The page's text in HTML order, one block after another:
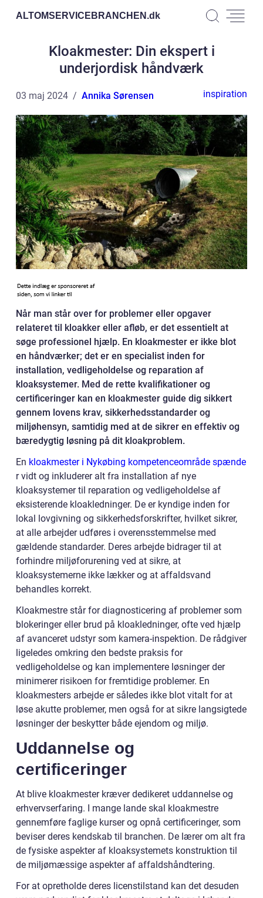
ALTOMSERVICEBRANCHEN.dk
Kloakmester: Din ekspert i
underjordisk håndværk
03 maj 2024 Annika Sørensen inspiration
Når man står over for problemer eller opgaver
relateret til kloakker eller afløb, er det essentielt at
søge professionel hjælp. En kloakmester er ikke blot
en håndværker; det er en specialist inden for
installation, vedligeholdelse og reparation af
kloaksystemer. Med de rette kvalifikationer og
certificeringer kan en kloakmester guide dig sikkert
gennem lovens krav, sikkerhedsstandarder og
miljøhensyn, samtidig med at de sikrer en effektiv og
bæredygtig løsning på dit kloakproblem.
En kloakmester i Nykøbing kompetenceområde spænde
r vidt og inkluderer alt fra installation af nye
kloaksystemer til reparation og vedligeholdelse af
eksisterende kloakledninger. De er kyndige inden for
lokal lovgivning og sikkerhedsforskrifter, hvilket sikrer,
at alle arbejder udføres i overensstemmelse med
gældende standarder. Deres arbejde bidrager til at
forhindre miljøforurening ved at sikre, at
kloaksystemerne ikke lækker og at affaldsvand
behandles korrekt.
Kloakmestre står for diagnosticering af problemer som
blokeringer eller brud på kloakledninger, ofte ved hjælp
af avanceret udstyr som kamera-inspektion. De rådgiver
ligeledes omkring den bedste praksis for
vedligeholdelse og kan implementere løsninger der
minimerer risikoen for fremtidige problemer. En
kloakmesters arbejde er således ikke blot vitalt for at
løse akutte problemer, men også for at sikre langsigtede
løsninger der beskytter både ejendom og miljø.
Uddannelse og
certificeringer
At blive kloakmester kræver dedikeret uddannelse og
erhvervserfaring. I mange lande skal kloakmestre
gennemføre faglige kurser og opnå certificeringer, som
beviser deres kendskab til branchen. De lærer om alt fra
de fysiske aspekter af kloaksystemets konstruktion til
de miljømæssige aspekter af affaldshåndtering.
For at opretholde deres licenstilstand kan det desuden